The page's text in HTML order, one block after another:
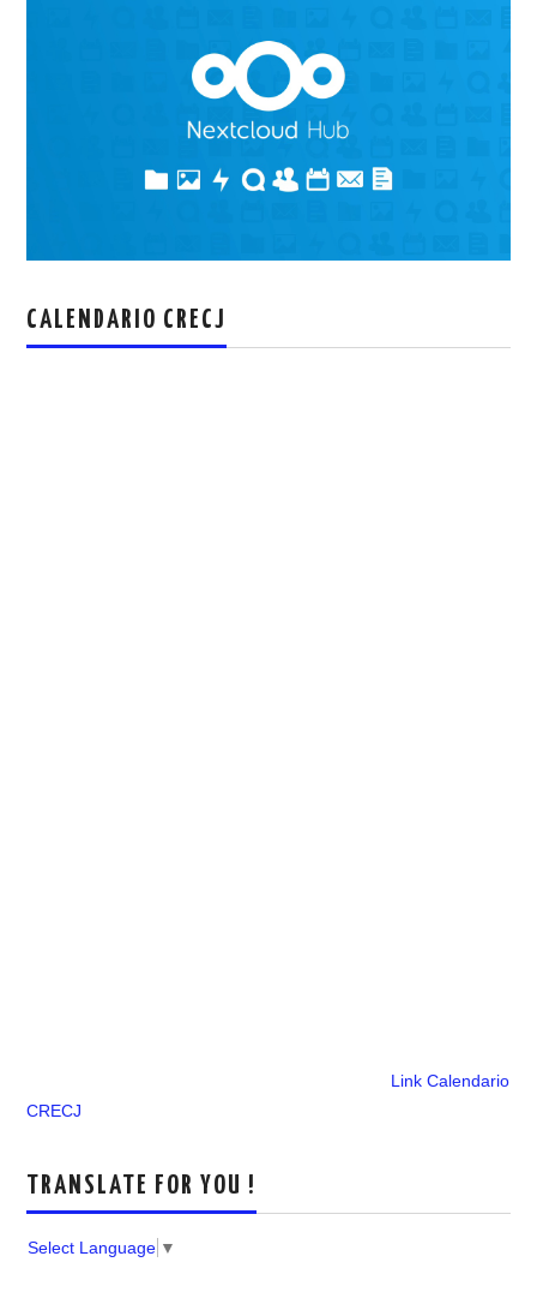
CALENDARIO CRECJ
Link Calendario
CRECJ
TRANSLATE FOR YOU !
Select Language ▼